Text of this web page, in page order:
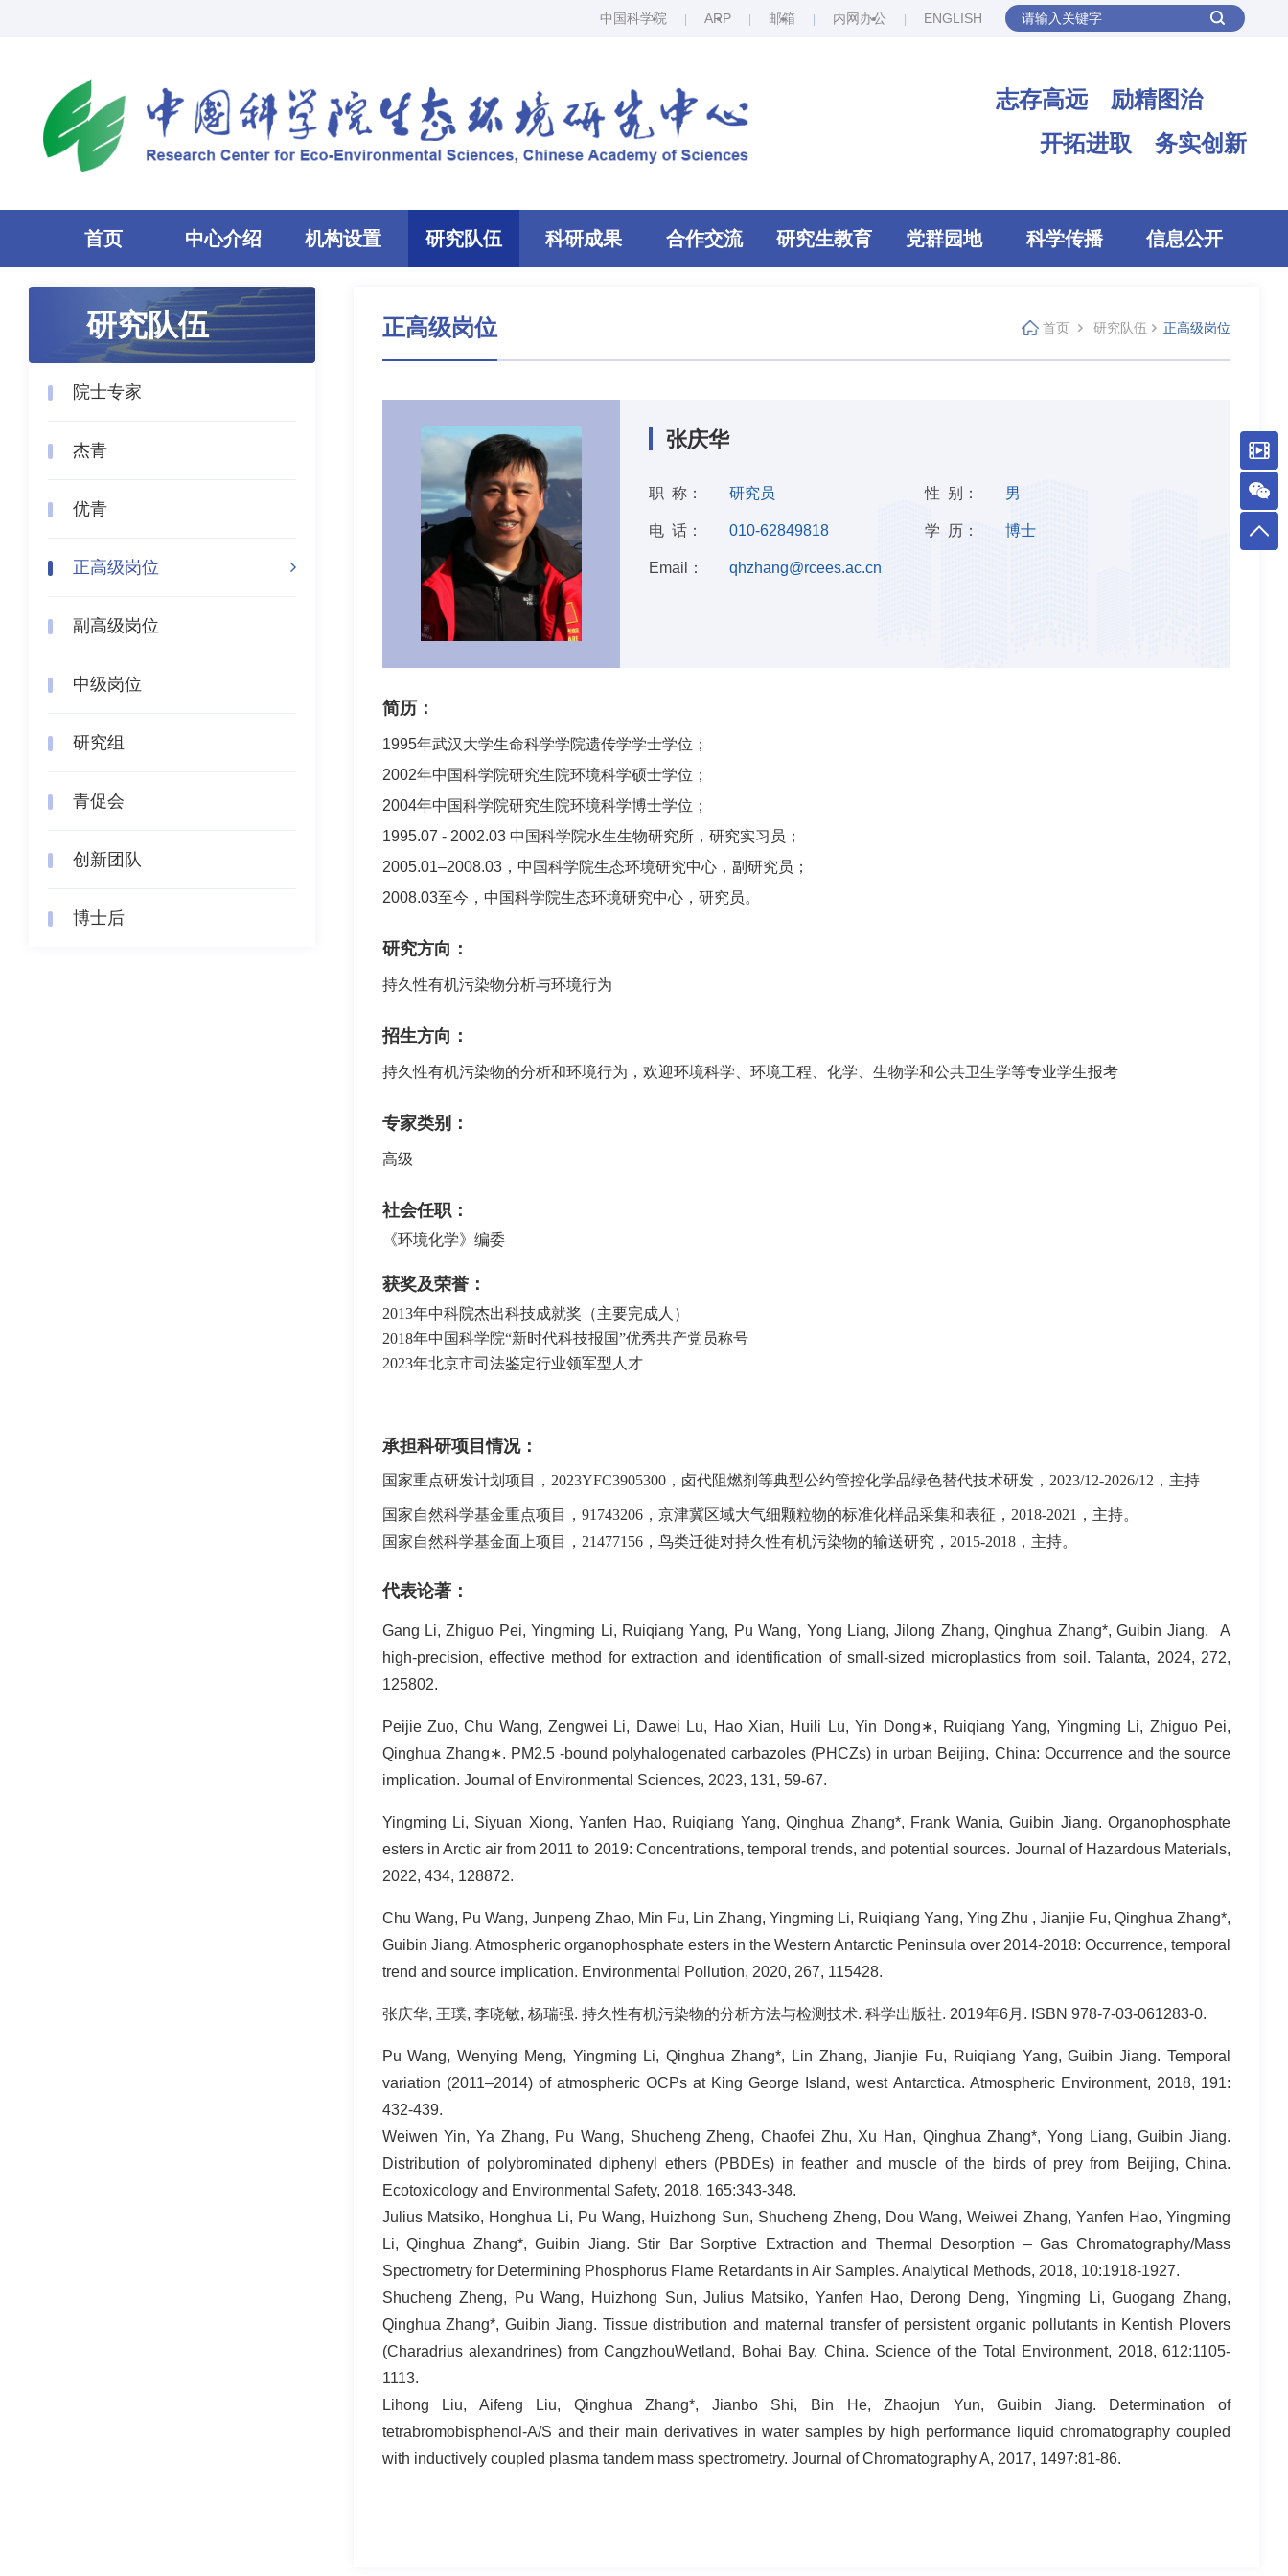
中国科学院 ARP 邮箱 内网办公 ENGLISH
志存高远 励精图治
开拓进取 务实创新
首页 中心介绍 机构设置 研究队伍 科研成果 合作交流 研究生教育 党群园地 科学传播 信息公开
研究队伍
院士专家
杰青
优青
正高级岗位
副高级岗位
中级岗位
研究组
青促会
创新团队
博士后
正高级岗位 首页 研究队伍 正高级岗位
张庆华
职 称： 研究员 性 别： 男
电 话： 010-62849818 学 历： 博士
Email： qhzhang@rcees.ac.cn
简历：
1995年武汉大学生命科学学院遗传学学士学位；
2002年中国科学院研究生院环境科学硕士学位；
2004年中国科学院研究生院环境科学博士学位；
1995.07 - 2002.03 中国科学院水生生物研究所，研究实习员；
2005.01–2008.03，中国科学院生态环境研究中心，副研究员；
2008.03至今，中国科学院生态环境研究中心，研究员。
研究方向：
持久性有机污染物分析与环境行为
招生方向：
持久性有机污染物的分析和环境行为，欢迎环境科学、环境工程、化学、生物学和公共卫生学等专业学生报考
专家类别：
高级
社会任职：
《环境化学》编委
获奖及荣誉：
2013年中科院杰出科技成就奖（主要完成人）
2018年中国科学院“新时代科技报国”优秀共产党员称号
2023年北京市司法鉴定行业领军型人才
承担科研项目情况：
国家重点研发计划项目， 2023YFC3905300，卤代阻燃剂等典型公约管控化学品绿色替代技术研发， 2023/12-2026/12 ，主持
国家自然科学基金重点项目，91743206，京津冀区域大气细颗粒物的标准化样品采集和表征，2018-2021，主持。
国家自然科学基金面上项目，21477156，鸟类迁徙对持久性有机污染物的输送研究，2015-2018，主持。
代表论著：
Gang Li, Zhiguo Pei, Yingming Li, Ruiqiang Yang, Pu Wang, Yong Liang, Jilong Zhang, Qinghua Zhang*, Guibin Jiang. A
high-precision, effective method for extraction and identification of small-sized microplastics from soil. Talanta, 2024, 272,
125802.
Peijie Zuo, Chu Wang, Zengwei Li, Dawei Lu, Hao Xian, Huili Lu, Yin Dong∗, Ruiqiang Yang, Yingming Li, Zhiguo Pei,
Qinghua Zhang∗. PM2.5 -bound polyhalogenated carbazoles (PHCZs) in urban Beijing, China: Occurrence and the source
implication. Journal of Environmental Sciences, 2023, 131, 59-67.
Yingming Li, Siyuan Xiong, Yanfen Hao, Ruiqiang Yang, Qinghua Zhang*, Frank Wania, Guibin Jiang. Organophosphate
esters in Arctic air from 2011 to 2019: Concentrations, temporal trends, and potential sources. Journal of Hazardous Materials,
2022, 434, 128872.
Chu Wang, Pu Wang, Junpeng Zhao, Min Fu, Lin Zhang, Yingming Li, Ruiqiang Yang, Ying Zhu , Jianjie Fu, Qinghua Zhang*,
Guibin Jiang. Atmospheric organophosphate esters in the Western Antarctic Peninsula over 2014-2018: Occurrence, temporal
trend and source implication. Environmental Pollution, 2020, 267, 115428.
张庆华, 王璞, 李晓敏, 杨瑞强. 持久性有机污染物的分析方法与检测技术. 科学出版社. 2019年6月. ISBN 978-7-03-061283-0.
Pu Wang, Wenying Meng, Yingming Li, Qinghua Zhang*, Lin Zhang, Jianjie Fu, Ruiqiang Yang, Guibin Jiang. Temporal
variation (2011–2014) of atmospheric OCPs at King George Island, west Antarctica. Atmospheric Environment, 2018, 191:
432-439.
Weiwen Yin, Ya Zhang, Pu Wang, Shucheng Zheng, Chaofei Zhu, Xu Han, Qinghua Zhang*, Yong Liang, Guibin Jiang.
Distribution of polybrominated diphenyl ethers (PBDEs) in feather and muscle of the birds of prey from Beijing, China.
Ecotoxicology and Environmental Safety, 2018, 165:343-348.
Julius Matsiko, Honghua Li, Pu Wang, Huizhong Sun, Shucheng Zheng, Dou Wang, Weiwei Zhang, Yanfen Hao, Yingming
Li, Qinghua Zhang*, Guibin Jiang. Stir Bar Sorptive Extraction and Thermal Desorption – Gas Chromatography/Mass
Spectrometry for Determining Phosphorus Flame Retardants in Air Samples. Analytical Methods, 2018, 10:1918-1927.
Shucheng Zheng, Pu Wang, Huizhong Sun, Julius Matsiko, Yanfen Hao, Derong Deng, Yingming Li, Guogang Zhang,
Qinghua Zhang*, Guibin Jiang. Tissue distribution and maternal transfer of persistent organic pollutants in Kentish Plovers
(Charadrius alexandrines) from CangzhouWetland, Bohai Bay, China. Science of the Total Environment, 2018, 612:1105-
1113.
Lihong Liu, Aifeng Liu, Qinghua Zhang*, Jianbo Shi, Bin He, Zhaojun Yun, Guibin Jiang. Determination of
tetrabromobisphenol-A/S and their main derivatives in water samples by high performance liquid chromatography coupled
with inductively coupled plasma tandem mass spectrometry. Journal of Chromatography A, 2017, 1497:81-86.